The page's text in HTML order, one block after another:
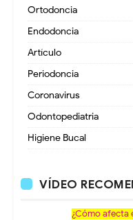
Ortodoncia
Endodoncia
Artículo
Periodoncia
Coronavirus
Odontopediatria
Higiene Bucal
VÍDEO
¿Cómo afecta